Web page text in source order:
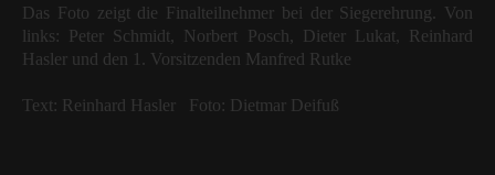
Das Foto zeigt die Finalteilnehmer bei der Siegerehrung. Von
links: Peter Schmidt, Norbert Posch, Dieter Lukat, Reinhard
Hasler und den 1. Vorsitzenden Manfred Rutke
Text: Reinhard Hasler Foto: Dietmar Deifuß